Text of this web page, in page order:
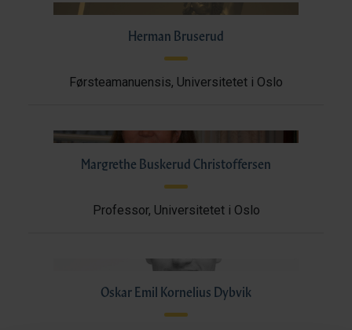
Herman Bruserud
Førsteamanuensis, Universitetet i Oslo
Margrethe Buskerud Christoffersen
Professor, Universitetet i Oslo
Oskar Emil Kornelius Dybvik